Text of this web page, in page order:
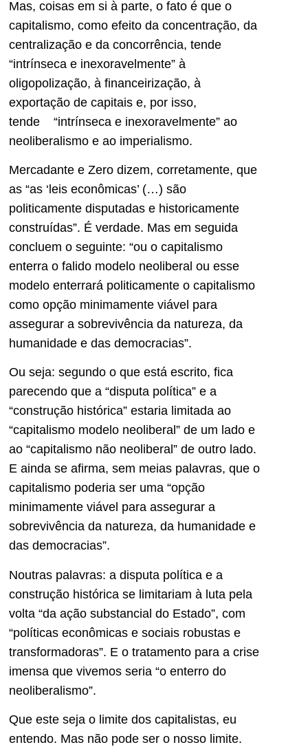
Mas, coisas em si à parte, o fato é que o
capitalismo, como efeito da concentração, da
centralização e da concorrência, tende
“intrínseca e inexoravelmente” à
oligopolização, à financeirização, à
exportação de capitais e, por isso,
tende “intrínseca e inexoravelmente” ao
neoliberalismo e ao imperialismo.
Mercadante e Zero dizem, corretamente, que
as “as ‘leis econômicas’ (…) são
politicamente disputadas e historicamente
construídas”. É verdade. Mas em seguida
concluem o seguinte: “ou o capitalismo
enterra o falido modelo neoliberal ou esse
modelo enterrará politicamente o capitalismo
como opção minimamente viável para
assegurar a sobrevivência da natureza, da
humanidade e das democracias”.
Ou seja: segundo o que está escrito, fica
parecendo que a “disputa política” e a
“construção histórica” estaria limitada ao
“capitalismo modelo neoliberal” de um lado e
ao “capitalismo não neoliberal” de outro lado.
E ainda se afirma, sem meias palavras, que o
capitalismo poderia ser uma “opção
minimamente viável para assegurar a
sobrevivência da natureza, da humanidade e
das democracias”.
Noutras palavras: a disputa política e a
construção histórica se limitariam à luta pela
volta “da ação substancial do Estado”, com
“políticas econômicas e sociais robustas e
transformadoras”. E o tratamento para a crise
imensa que vivemos seria “o enterro do
neoliberalismo”.
Que este seja o limite dos capitalistas, eu
entendo. Mas não pode ser o nosso limite.